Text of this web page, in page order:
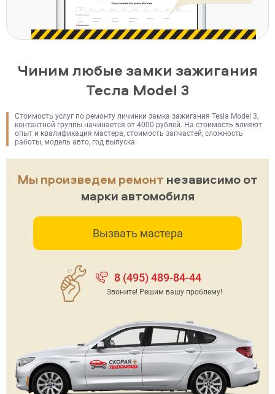
Чиним любые замки зажигания
Тесла Model 3
Стоимость услуг по ремонту личинки замка зажигания Tesla Model 3,
контактной группы начинается от 4000 рублей. На стоимость влияют
опыт и квалификация мастера, стоимость запчастей, сложность
работы, модель авто, год выпуска.
Мы произведем ремонт независимо от
марки автомобиля
Вызвать мастера
8 (495) 489-84-44
Звоните! Решим вашу проблему!